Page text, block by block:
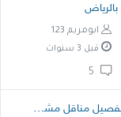
ابومريم 123
قبل 3 سنوات
مناقل مشبات مشبات ,اوجار تفصيل مناقل مشبات